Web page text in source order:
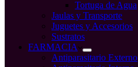
Tortuga de Agua
Jaulas y Transporte
Juguetes y Accesorios
Sustratos
FARMACIA
Antiparasitario Externo